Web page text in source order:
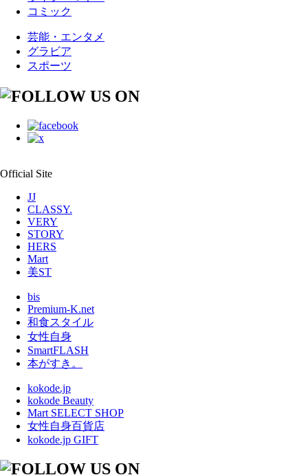
コミック
芸能・エンタメ
グラビア
スポーツ
Official Site
JJ
CLASSY.
VERY
STORY
HERS
Mart
美ST
bis
Premium-K.net
和食スタイル
女性自身
SmartFLASH
本がすき。
kokode.jp
kokode Beauty
Mart SELECT SHOP
女性自身百貨店
kokode.jp GIFT